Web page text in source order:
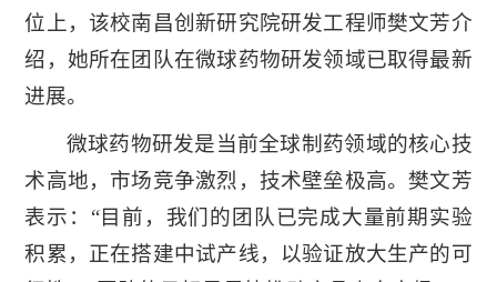
位上，该校南昌创新研究院研发工程师樊文芳介
绍，她所在团队在微球药物研发领域已取得最新
进展。
微球药物研发是当前全球制药领域的核心技
术高地，市场竞争激烈，技术壁垒极高。樊文芳
表示：“目前，我们的团队已完成大量前期实验
积累，正在搭建中试产线，以验证放大生产的可